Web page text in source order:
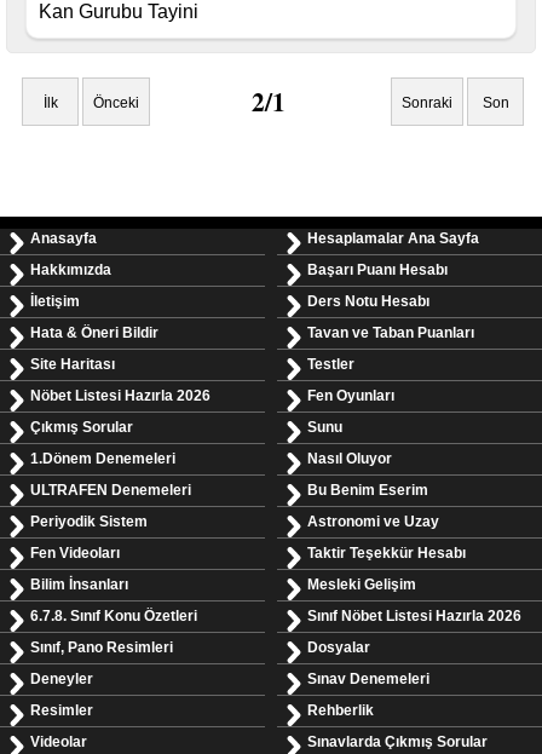
Kan Gurubu Tayini
İlk Önceki 2/1 Sonraki Son
Anasayfa
Hakkımızda
İletişim
Hata & Öneri Bildir
Site Haritası
Nöbet Listesi Hazırla 2026
Çıkmış Sorular
1.Dönem Denemeleri
ULTRAFEN Denemeleri
Periyodik Sistem
Fen Videoları
Bilim İnsanları
6.7.8. Sınıf Konu Özetleri
Sınıf, Pano Resimleri
Deneyler
Resimler
Videolar
Hesaplamalar Ana Sayfa
Başarı Puanı Hesabı
Ders Notu Hesabı
Tavan ve Taban Puanları
Testler
Fen Oyunları
Sunu
Nasıl Oluyor
Bu Benim Eserim
Astronomi ve Uzay
Taktir Teşekkür Hesabı
Mesleki Gelişim
Sınıf Nöbet Listesi Hazırla 2026
Dosyalar
Sınav Denemeleri
Rehberlik
Sınavlarda Çıkmış Sorular